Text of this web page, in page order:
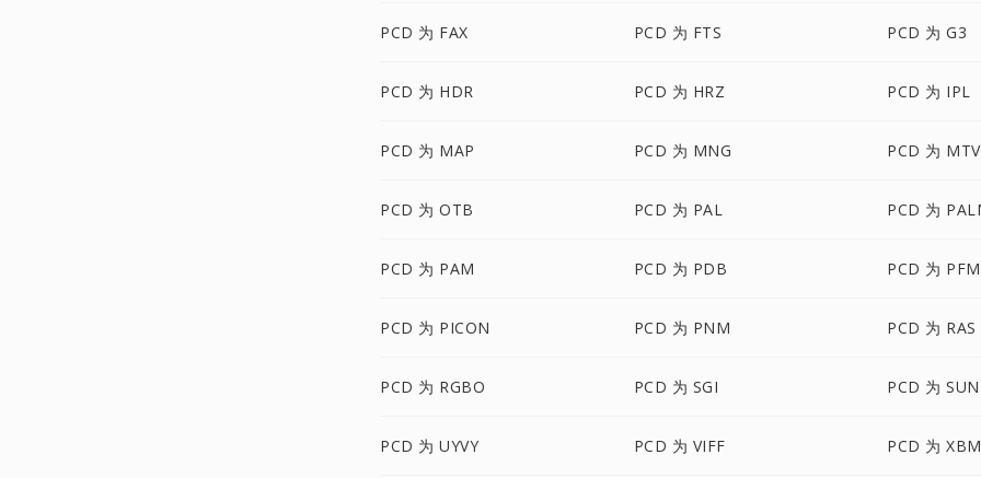
PCD 为 FAX PCD 为 FTS PCD 为 G3
PCD 为 HDR PCD 为 HRZ PCD 为 IPL
PCD 为 MAP PCD 为 MNG PCD 为 MTV
PCD 为 OTB PCD 为 PAL PCD 为
PCD 为 PAM PCD 为 PDB PCD 为 PFM
PCD 为 PICON PCD 为 PNM PCD 为 RAS
PCD 为 RGBO PCD 为 SGI PCD 为 SUN
PCD 为 UYVY PCD 为 VIFF PCD 为 XBM